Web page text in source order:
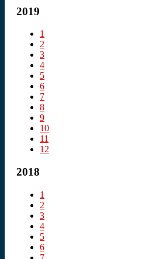
2019
1
2
3
4
5
6
7
8
9
10
11
12
2018
1
2
3
4
5
6